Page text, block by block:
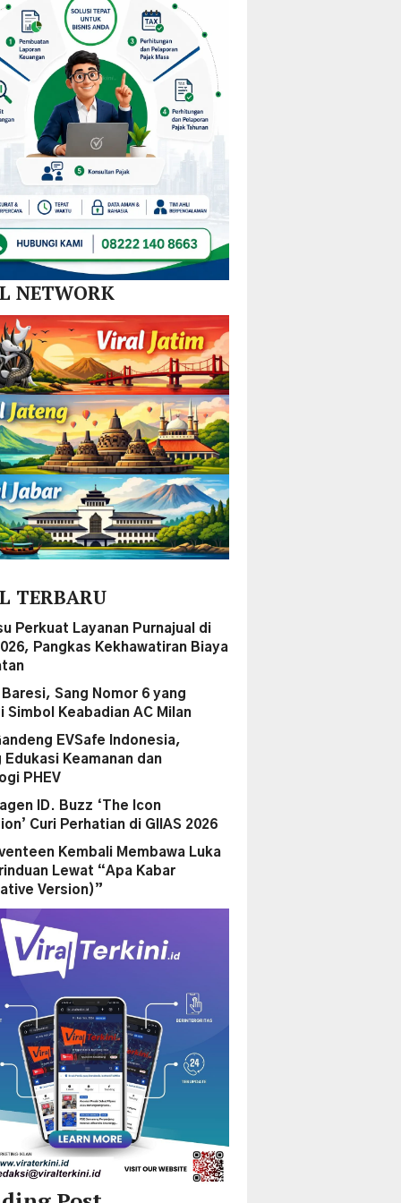
Nikel
dan
SPBE
Tim
Gabungan
Lintas
Sektor
NETWORK
TERBARU
Perkuat Layanan Purnajual di
Pangkas Kekhawatiran Biaya
Baresi, Sang Nomor 6 yang
Simbol Keabadian AC Milan
EVSafe Indonesia,
Edukasi Keamanan dan
PHEV
ID. Buzz ‘The Icon
Curi Perhatian di GIIAS 2026
Kembali Membawa Luka
Lewat “Apa Kabar
Version)”